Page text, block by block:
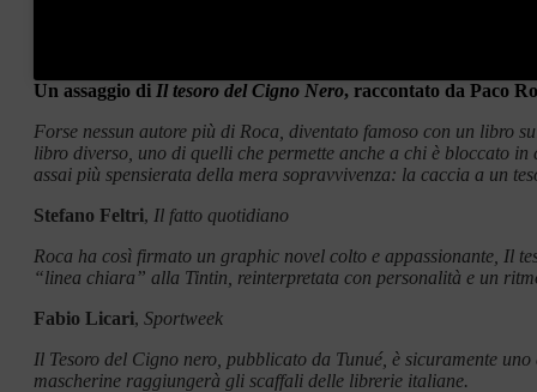
Un assaggio di Il tesoro del Cigno Nero, raccontato da Paco
Forse nessun autore più di Roca, diventato famoso con un libro
libro diverso, uno di quelli che permette anche a chi è bloccato
assai più spensierata della mera sopravvivenza: la caccia a un
Stefano Feltri, Il fatto quotidiano
Roca ha così firmato un graphic novel colto e appassionante, Il
“linea chiara” alla Tintin, reinterpretata con personalità e un
Fabio Licari, Sportweek
Il Tesoro del Cigno nero, pubblicato da Tunué, è sicuramente
mascherine raggiungerà gli scaffali delle librerie italiane.